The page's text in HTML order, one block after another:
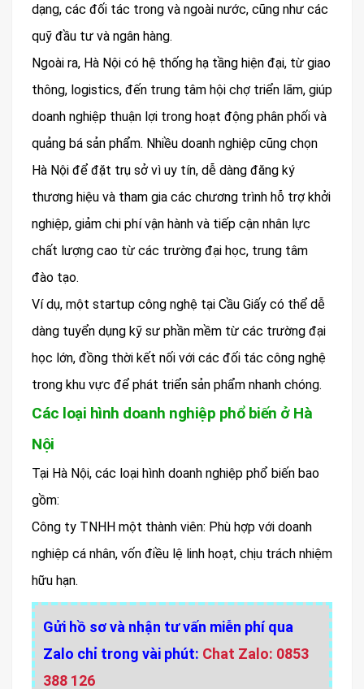
dạng, các đối tác trong và ngoài nước, cũng như các
quỹ đầu tư và ngân hàng.
Ngoài ra, Hà Nội có hệ thống hạ tầng hiện đại, từ giao
thông, logistics, đến trung tâm hội chợ triển lãm, giúp
doanh nghiệp thuận lợi trong hoạt động phân phối và
quảng bá sản phẩm. Nhiều doanh nghiệp cũng chọn
Hà Nội để đặt trụ sở vì uy tín, dễ dàng đăng ký
thương hiệu và tham gia các chương trình hỗ trợ khởi
nghiệp, giảm chi phí vận hành và tiếp cận nhân lực
chất lượng cao từ các trường đại học, trung tâm
đào tạo.
Ví dụ, một startup công nghệ tại Cầu Giấy có thể dễ
dàng tuyển dụng kỹ sư phần mềm từ các trường đại
học lớn, đồng thời kết nối với các đối tác công nghệ
trong khu vực để phát triển sản phẩm nhanh chóng.
Các loại hình doanh nghiệp phổ biến ở Hà
Nội
Tại Hà Nội, các loại hình doanh nghiệp phổ biến bao
gồm:
Công ty TNHH một thành viên: Phù hợp với doanh
nghiệp cá nhân, vốn điều lệ linh hoạt, chịu trách nhiệm
hữu hạn.
Gửi hồ sơ và nhận tư vấn miễn phí qua
Zalo chỉ trong vài phút: Chat Zalo: 0853
388 126